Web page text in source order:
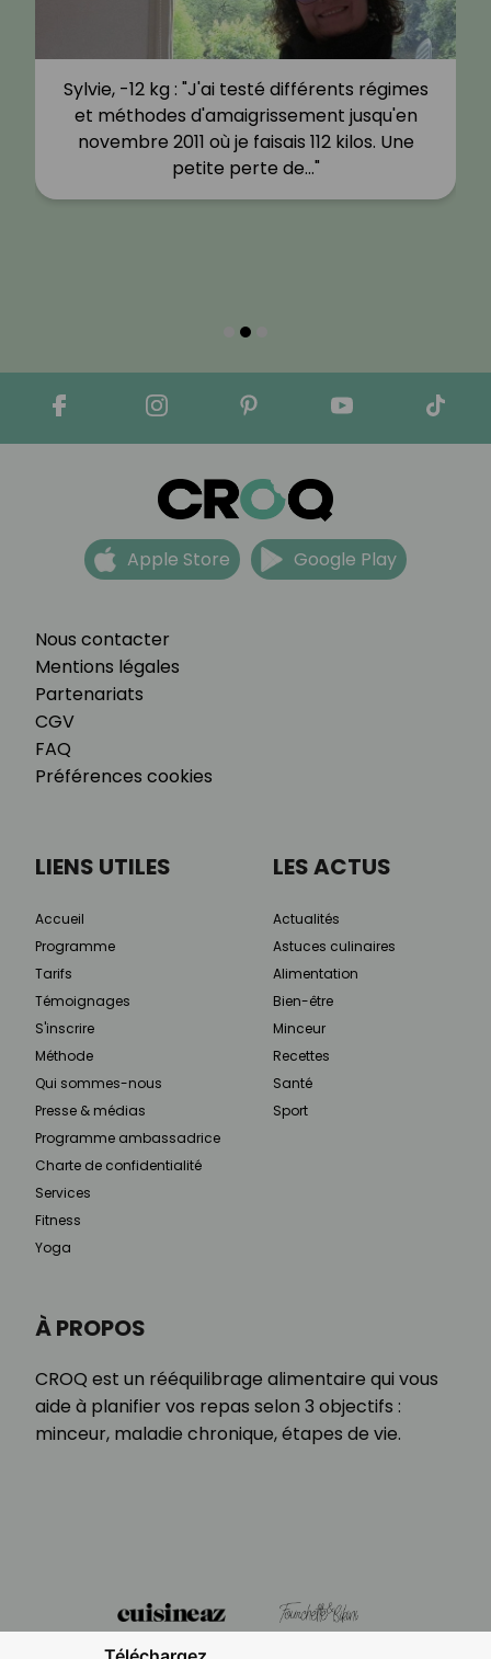
Sylvie, -12 kg : "J'ai testé différents régimes
et méthodes d'amaigrissement jusqu'en
novembre 2011 où je faisais 112 kilos. Une
petite perte de…"
Nous contacter
Mentions légales
Partenariats
CGV
FAQ
Préférences cookies
Apple Store Google Play
À PROPOS
CROQ est un rééquilibrage alimentaire qui vous
aide à planifier vos repas selon 3 objectifs :
minceur, maladie chronique, étapes de vie.
LIENS UTILES
Accueil
Programme
Tarifs
Témoignages
S'inscrire
Méthode
Qui sommes-nous
Presse & médias
Programme ambassadrice
Charte de confidentialité
Services
Fitness
Yoga
LES ACTUS
Actualités
Astuces culinaires
Alimentation
Bien-être
Minceur
Recettes
Santé
Sport